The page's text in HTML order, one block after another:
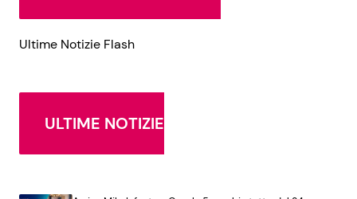
Ultime Notizie Flash
ULTIME NOTIZIE